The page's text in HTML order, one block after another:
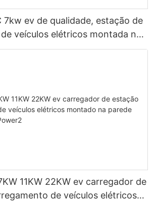
7kw ev de qualidade, estação de
veículos elétricos montada na
| iFlowPower3
11KW 22KW ev carregador de
de veículos elétricos